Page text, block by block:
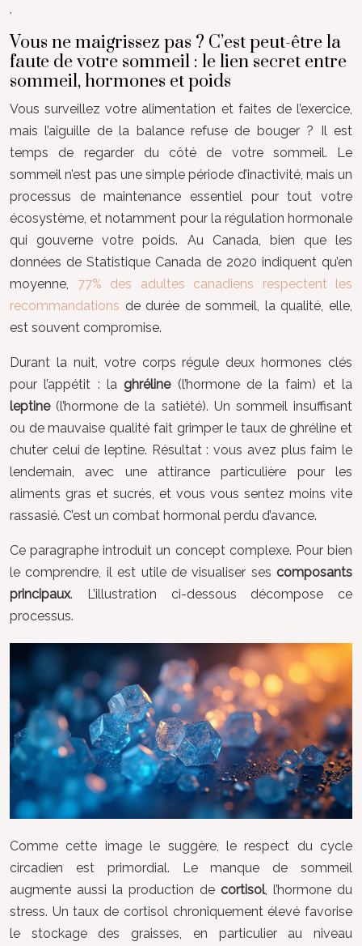
.
Vous ne maigrissez pas ? C’est peut-être la
faute de votre sommeil : le lien secret entre
sommeil, hormones et poids
Vous surveillez votre alimentation et faites de l’exercice,
mais l’aiguille de la balance refuse de bouger ? Il est
temps de regarder du côté de votre sommeil. Le
sommeil n’est pas une simple période d’inactivité, mais un
processus de maintenance essentiel pour tout votre
écosystème, et notamment pour la régulation hormonale
qui gouverne votre poids. Au Canada, bien que les
données de Statistique Canada de 2020 indiquent qu’en
moyenne, 77% des adultes canadiens respectent les
recommandations de durée de sommeil, la qualité, elle,
est souvent compromise.
Durant la nuit, votre corps régule deux hormones clés
pour l’appétit : laghréline(l’hormone de la faim) et la
leptine(l’hormone de la satiété). Un sommeil insuffisant
ou de mauvaise qualité fait grimper le taux de ghréline et
chuter celui de leptine. Résultat : vous avez plus faim le
lendemain, avec une attirance particulière pour les
aliments gras et sucrés, et vous vous sentez moins vite
rassasié. C’est un combat hormonal perdu d’avance.
Ce paragraphe introduit un concept complexe. Pour bien
le comprendre, il est utile de visualiser ses composants
principaux. L’illustration ci-dessous décompose ce
processus.
Comme cette image le suggère, le respect du cycle
circadien est primordial. Le manque de sommeil
augmente aussi la production de cortisol, l’hormone du
stress. Un taux de cortisol chroniquement élevé favorise
le stockage des graisses, en particulier au niveau